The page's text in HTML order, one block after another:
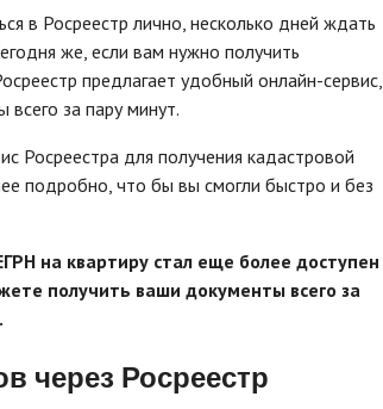
в Росреестр лично, несколько дней ждать
же, если вам нужно получить
предлагает удобный онлайн-сервис,
за пару минут.
Росреестра для получения кадастровой
подробно, что бы вы смогли быстро и без
на квартиру стал еще более доступен
получить ваши документы всего за
через Росреестр